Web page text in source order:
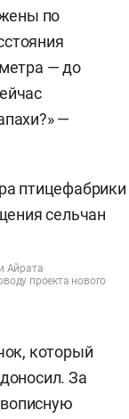
по
— до
—
Айрата
проекта нового
который
За